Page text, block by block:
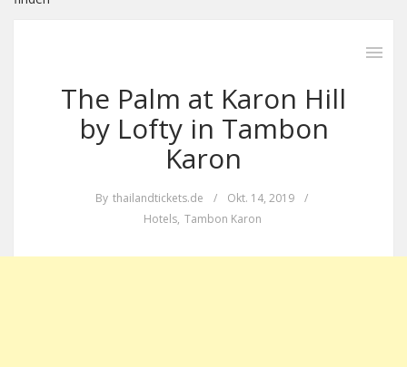
The Palm at Karon Hill
by Lofty in Tambon
Karon
By thailandtickets.de / Okt. 14, 2019
/
Hotels, Tambon Karon